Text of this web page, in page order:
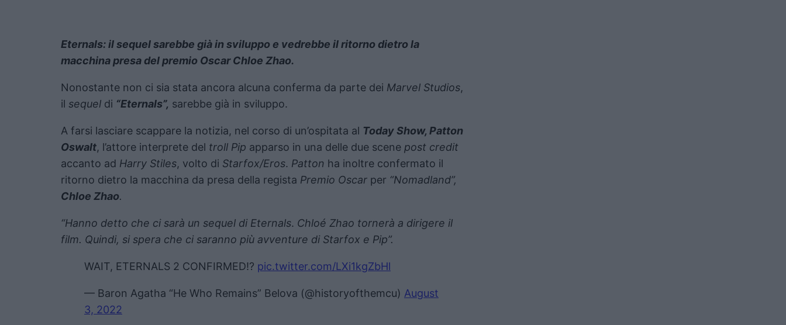
Eternals: il sequel sarebbe già in sviluppo e vedrebbe il ritorno dietro la
macchina presa del premio Oscar Chloe Zhao.
Nonostante non ci sia stata ancora alcuna conferma da parte dei Marvel Studios,
il sequel di “Eternals”, sarebbe già in sviluppo.
A farsi lasciare scappare la notizia, nel corso di un’ospitata al Today Show, Patton
Oswalt, l’attore interprete del troll Pip apparso in una delle due scene post credit
accanto ad Harry Stiles, volto di Starfox/Eros. Patton ha inoltre confermato il
ritorno dietro la macchina da presa della regista Premio Oscar per “Nomadland”,
Chloe Zhao.
“Hanno detto che ci sarà un sequel di Eternals. Chloé Zhao tornerà a dirigere il
film. Quindi, si spera che ci saranno più avventure di Starfox e Pip”.
WAIT, ETERNALS 2 CONFIRMED!? pic.twitter.com/LXi1kgZbHl
— Baron Agatha “He Who Remains” Belova (@historyofthemcu) August
3, 2022